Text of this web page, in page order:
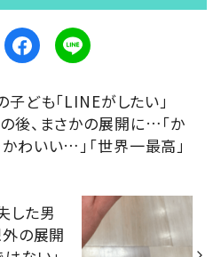
子ども「LINEがしたい」
後、まさかの展開に…「か
わいい…」「世界一最高」
した男
外の展開